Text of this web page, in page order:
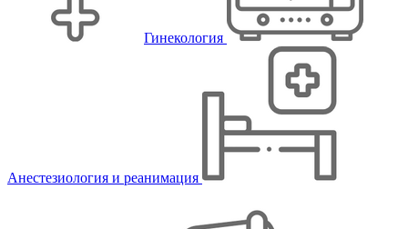
Гинекология
Анестезиология и реанимация